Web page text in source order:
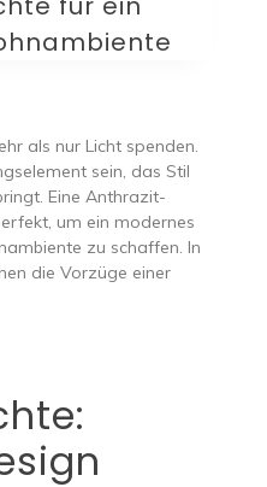
als nur Licht spenden.
sein, das Stil
Eine Anthrazit-
um ein modernes
zu schaffen. In
die Vorzüge einer